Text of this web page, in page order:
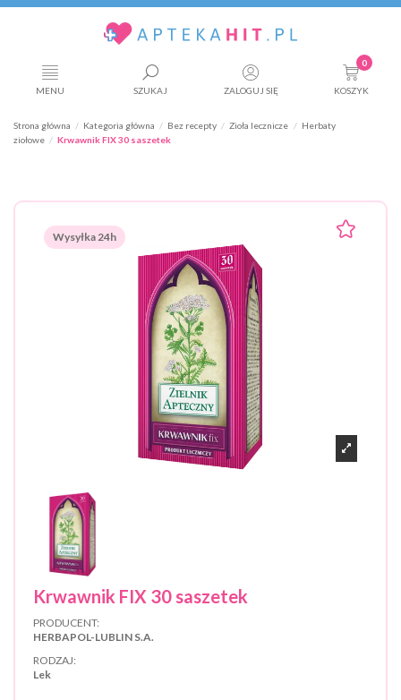
MENU SZUKAJ ZALOGUJ SIĘ
0
KOSZYK
Strona główna Kategoria główna Bez recepty Zioła lecznicze
Herbaty
ziołowe
Krwawnik FIX 30 saszetek
Wysyłka 24h
Krwawnik FIX 30 saszetek
PRODUCENT:
HERBAPOL-LUBLIN S.A.
RODZAJ:
Lek